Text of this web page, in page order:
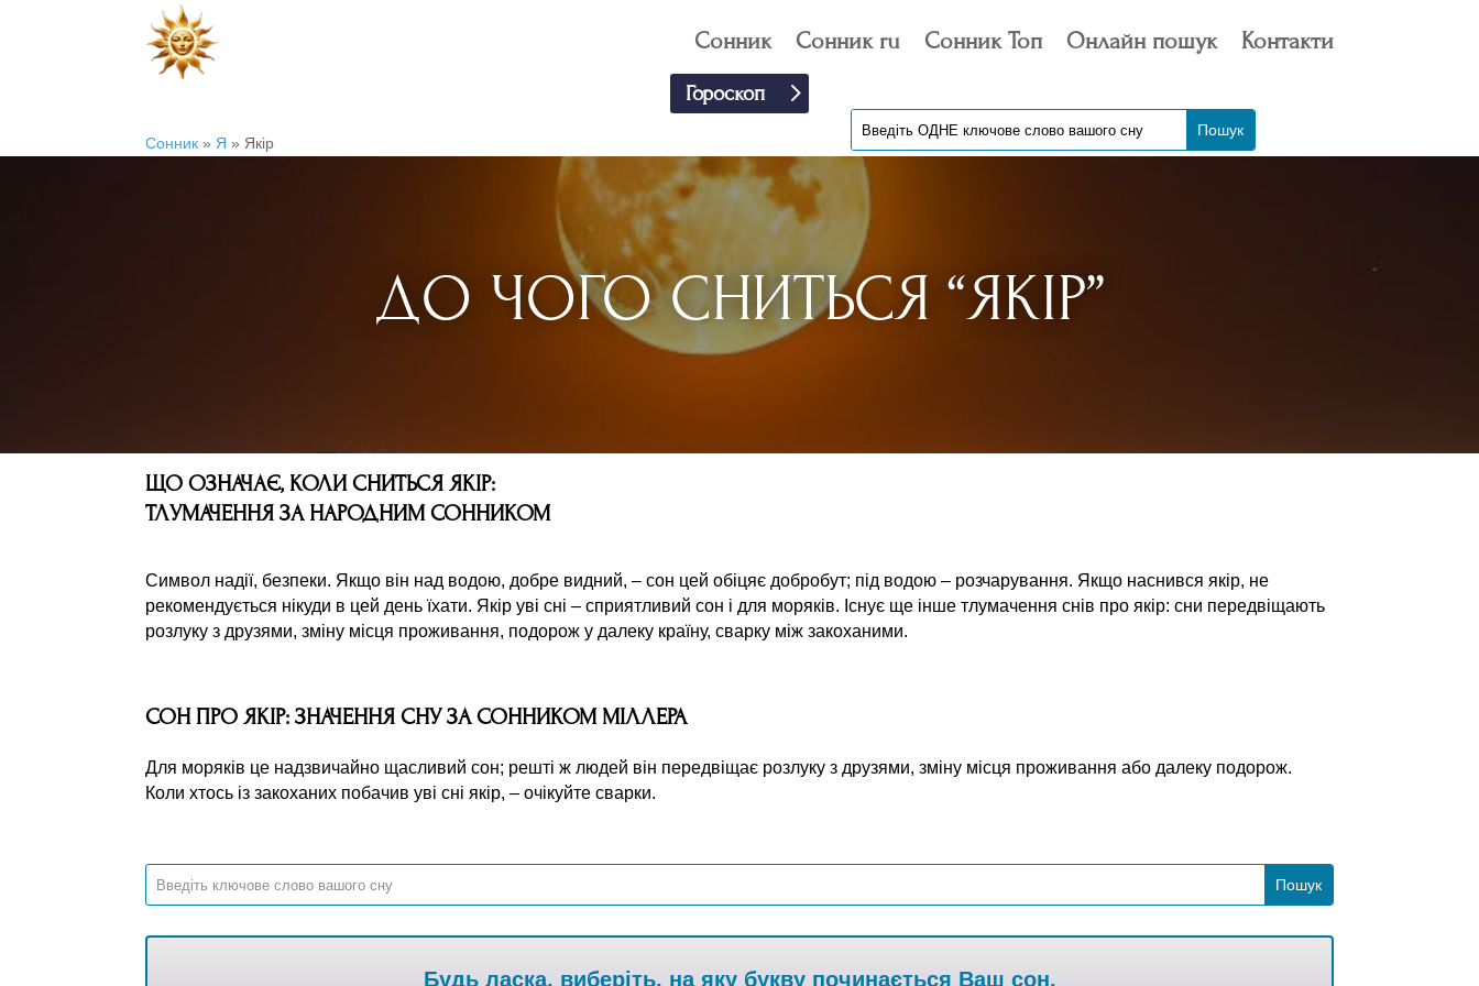
Сонник Сонник ru Сонник Топ Онлайн пошук Контакти
Гороскоп
Сонник » Я » Якір
ДО ЧОГО СНИТЬСЯ “ЯКІР”
ЩО ОЗНАЧАЄ, КОЛИ СНИТЬСЯ ЯКІР:
ТЛУМАЧЕННЯ ЗА НАРОДНИМ СОННИКОМ
Символ надії, безпеки. Якщо він над водою, добре видний, – сон цей обіцяє добробут; під водою – розчарування. Якщо наснився якір, не
рекомендується нікуди в цей день їхати. Якір уві сні – сприятливий сон і для моряків. Існує ще інше тлумачення снів про якір: сни передвіщають
розлуку з друзями, зміну місця проживання, подорож у далеку країну, сварку між закоханими.
СОН ПРО ЯКІР: ЗНАЧЕННЯ СНУ ЗА СОННИКОМ МІЛЛЕРА
Для моряків це надзвичайно щасливий сон; решті ж людей він передвіщає розлуку з друзями, зміну місця проживання або далеку подорож.
Коли хтось із закоханих побачив уві сні якір, – очікуйте сварки.
Будь ласка, виберіть, на яку букву починається Ваш сон.